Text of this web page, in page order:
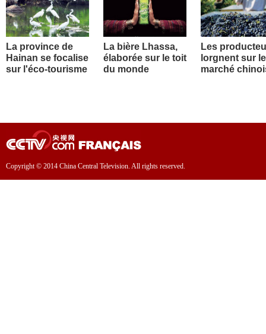
La province de
Hainan se focalise
sur l'éco-tourisme
La bière Lhassa,
élaborée sur le toit
du monde
Les
lorgnent sur le
marché
Copyright © 2014 China Central Television. All rights reserved.